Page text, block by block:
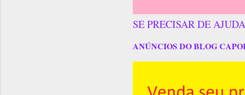
SE PRECISAR DE
ANÚNCIOS DO BLOG